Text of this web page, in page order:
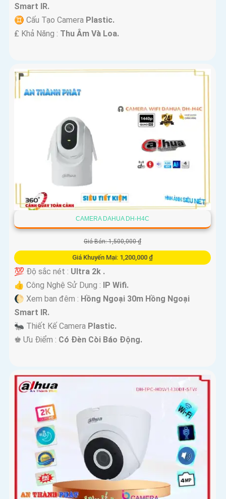
Smart IR.
♊ Cấu Tạo Camera Plastic.
️₤ Khả Năng : Thu Âm Và Loa.
CAMERA DAHUA DH-H4C
Giá Bán: 1,500,000 ₫
Giá Khuyến Mại: 1,200,000 ₫
💯 Độ sắc nét : Ultra 2k .
👍 Công Nghệ Sử Dụng :
IP Wifi.
🌔 Xem ban đêm : Hồng Ngoại 30m Hồng Ngoại
Smart IR.
🐜 Thiết Kế Camera Plastic.
️♚ Ưu Điểm : Có Đèn Còi Báo Động.